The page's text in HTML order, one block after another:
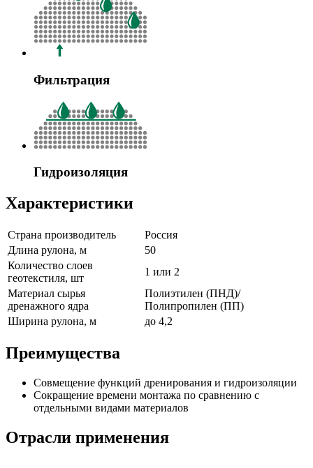
Фильтрация
Гидроизоляция
Характеристики
Страна производитель
Россия
Длина рулона, м
50
Количество слоев
геотекстиля, шт
1 или 2
Материал сырья
дренажного ядра
Полиэтилен (ПНД)/
Полипропилен (ПП)
Ширина рулона, м
до 4,2
Преимущества
Совмещение функций дренирования и гидроизоляции
Сокращение времени монтажа по сравнению с
отдельными видами материалов
Отрасли применения